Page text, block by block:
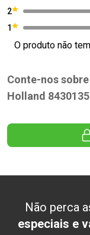
2
1
O produto não
Conte-nos
Holland
Não perca
especiais e